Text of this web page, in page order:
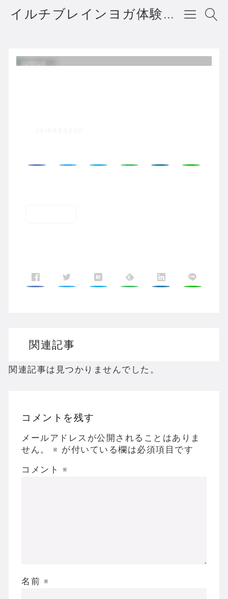
イルチブレインヨガ体験者の声・口コミ・評判
ホーム
関連記事
関連記事は見つかりませんでした。
コメントを残す
メールアドレスが公開されることはありま
せん。
※ が付いている欄は必須項目です
コメント ※
名前 ※